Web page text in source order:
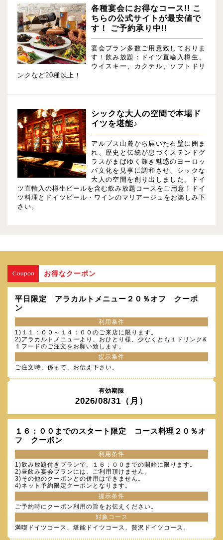
各種宴会にお得なコース!! こ
ちらの公式サイトが最安値で
す！ ご予約承り中!!
宴会プラン多数ご用意致しておりま
す！飲み放題：ドイツ直輸入樽生、
ウイスキー、カクテル、ソフトドリ
ンクなど20種以上！
シックな大人の空間で本場ド
イツを堪能♪
アルプス山麓から届いた石壁に囲ま
れ、歴史と伝統が息づくステンドグ
ラスがまばゆく輝き魅惑のヨーロッ
パ文化を見事に調和させ、シックな
大人の空間を創り出しました。ドイ
ツ直輸入の樽生ビールを含む飲み放題コースをご用意！ドイ
ツ料理とドイツビール・ワインのマリアージュをお楽しみ下
さい。
お得なクーポン
平日限定 アラカルトメニュー２０％オフ クーポ
ン
利用条件
1)１１：００～１４：００のご来店に限ります。
2)アラカルトメニューより、おひとり様、少なくとも１ドリンク&
１フードのご注文をお願い致します。
提示条件
ご注文時、係まで、お伝え下さい。
有効期限
2026/08/31（月）
１６：００までのスタート限定 コース料理２０％オ
フ クーポン
利用条件
1)飲み放題付きプランで、１６：００までの開始に限ります。
2)昼飲み宴会プランには、ご利用頂けません。
3)その他のクーポンとの併用はできません。
4)ネット予約限定クーポンとなります。
提示条件
ご予約時にクーポン利用の旨をお伝えください。
対象コース
満喫ドイツコース、堪能ドイツコース、贅沢ドイツコース。